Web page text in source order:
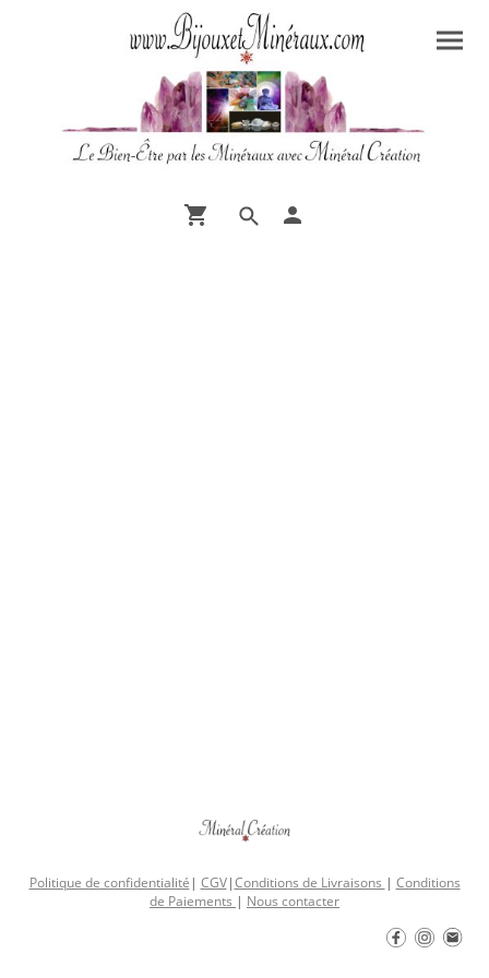
Politique de confidentialité | CGV|Conditions de Livraisons | Conditions
de Paiements | Nous contacter